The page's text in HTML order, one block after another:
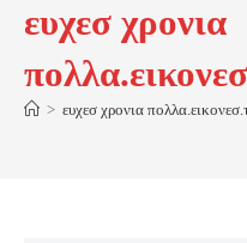
ευχεσ χρονια
> ευχεσ χρονια